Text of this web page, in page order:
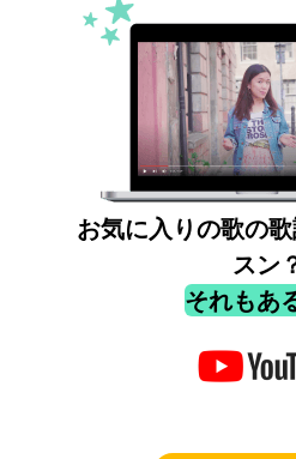
お気に入りの歌の
スン
それもあ